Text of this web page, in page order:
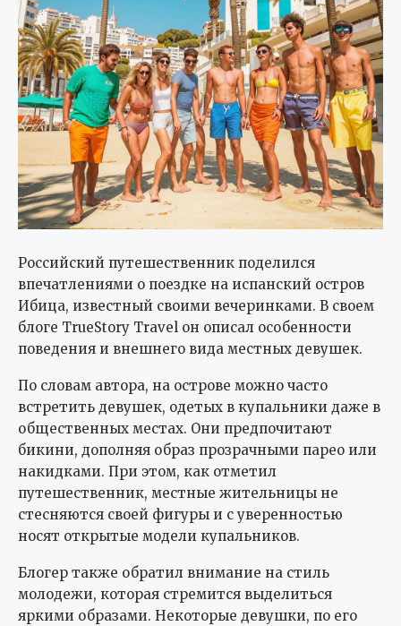
Российский путешественник поделился
впечатлениями о поездке на испанский остров
Ибица, известный своими вечеринками. В своем
блоге TrueStory Travel он описал особенности
поведения и внешнего вида местных девушек.
По словам автора, на острове можно часто
встретить девушек, одетых в купальники даже в
общественных местах. Они предпочитают
бикини, дополняя образ прозрачными парео или
накидками. При этом, как отметил
путешественник, местные жительницы не
стесняются своей фигуры и с уверенностью
носят открытые модели купальников.
Блогер также обратил внимание на стиль
молодежи, которая стремится выделиться
яркими образами. Некоторые девушки, по его